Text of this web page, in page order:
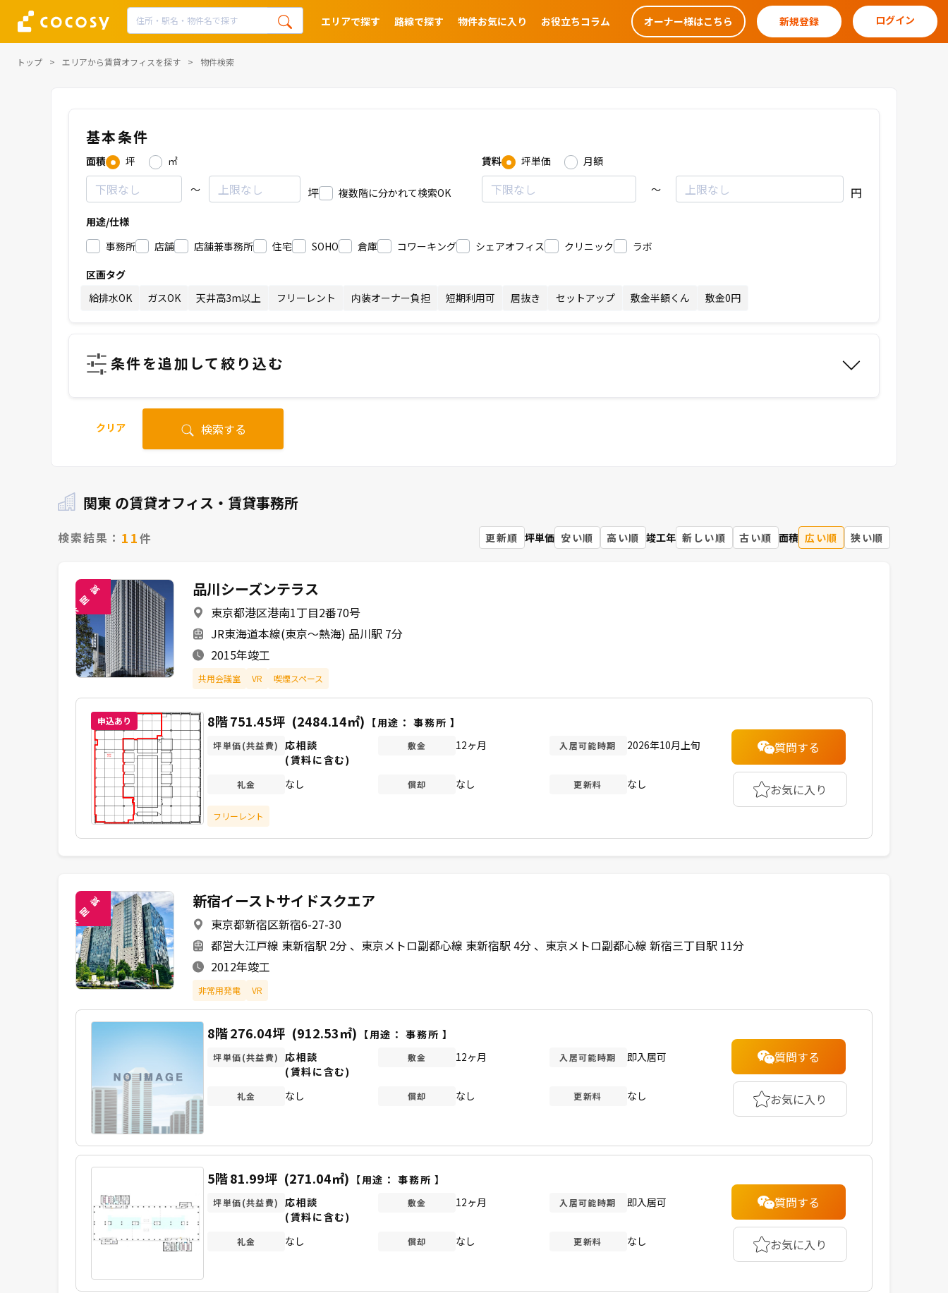
エリアで探す 路線で探す 物件お気に入り お役立ちコラム オーナー様はこちら 新規登録 ログイン
トップ エリアから賃貸オフィスを探す 物件検索
基本条件
面積 坪
㎡
～
坪 複数階に分かれて検索OK
賃料 坪単価
月額
～
円
用途/仕様
事務所
店舗 店舗兼事務所 住宅 SOHO 倉庫 コワーキング シェアオフィス クリニック
ラボ
区画タグ
給排水OK
ガスOK 天井高3m以上 フリーレント 内装オーナー負担 短期利用可 居抜き セットアップ 敷金半額くん 敷金0円
条件を追加して絞り込む
クリア 検索する
関東 の賃貸オフィス・賃貸事務所
検索結果： 11件 更新順 坪単価 安い順 高い順 竣工年 新しい順 古い順 面積 広い順 狭い順
未
閲
覧 品川シーズンテラス
東京都港区港南1丁目2番70号
JR東海道本線(東京～熱海) 品川駅 7分
2015年竣工
共用会議室 VR 喫煙スペース
申込あり 8階751.45坪 (2484.14㎡) 【用途：事務所 】
坪単価(共益費)
応相談
(賃料に含む)
敷金 12ヶ月 入居可能時期 2026年10月上旬
礼金 なし 償却 なし 更新料 なし
フリーレント
質問する
お気に入り
未
閲
覧 新宿イーストサイドスクエア
東京都新宿区新宿6-27-30
都営大江戸線 東新宿駅 2分
東京メトロ副都心線 東新宿駅 4分
東京メトロ副都心線 新宿三丁目駅 11分
2012年竣工
非常用発電 VR
8階276.04坪 (912.53㎡) 【用途：事務所 】
坪単価(共益費)
応相談
(賃料に含む)
敷金 12ヶ月 入居可能時期 即入居可
礼金 なし 償却 なし 更新料 なし
質問する
お気に入り
5階81.99坪 (271.04㎡) 【用途：事務所 】
坪単価(共益費)
応相談
(賃料に含む)
敷金 12ヶ月 入居可能時期 即入居可
礼金 なし 償却 なし 更新料 なし
質問する
お気に入り